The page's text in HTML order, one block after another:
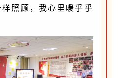
照顾，我心里暖乎乎